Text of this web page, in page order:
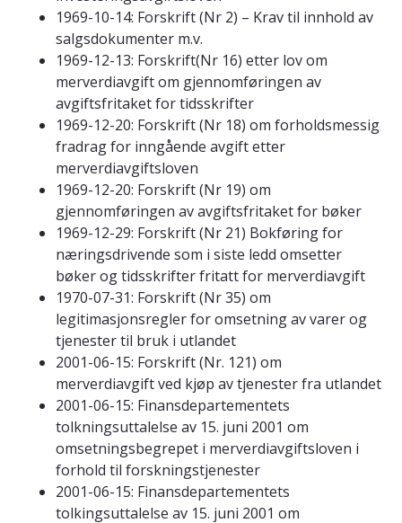
1969-10-14: Forskrift (Nr 2) – Krav til innhold av
salgsdokumenter m.v.
1969-12-13: Forskrift(Nr 16) etter lov om
merverdiavgift om gjennomføringen av
avgiftsfritaket for tidsskrifter
1969-12-20: Forskrift (Nr 18) om forholdsmessig
fradrag for inngående avgift etter
merverdiavgiftsloven
1969-12-20: Forskrift (Nr 19) om
gjennomføringen av avgiftsfritaket for bøker
1969-12-29: Forskrift (Nr 21) Bokføring for
næringsdrivende som i siste ledd omsetter
bøker og tidsskrifter fritatt for merverdiavgift
1970-07-31: Forskrift (Nr 35) om
legitimasjonsregler for omsetning av varer og
tjenester til bruk i utlandet
2001-06-15: Forskrift (Nr. 121) om
merverdiavgift ved kjøp av tjenester fra utlandet
2001-06-15: Finansdepartementets
tolkningsuttalelse av 15. juni 2001 om
omsetningsbegrepet i merverdiavgiftsloven i
forhold til forskningstjenester
2001-06-15: Finansdepartementets
tolkingsuttalelse av 15. juni 2001 om